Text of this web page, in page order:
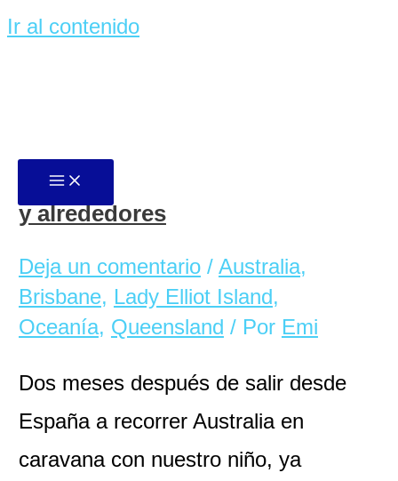
Ir al contenido
Australia con niños. Brisbane
y alrededores
Deja un comentario / Australia,
Brisbane, Lady Elliot Island,
Oceanía, Queensland / Por Emi
Dos meses después de salir desde
España a recorrer Australia en
caravana con nuestro niño, ya